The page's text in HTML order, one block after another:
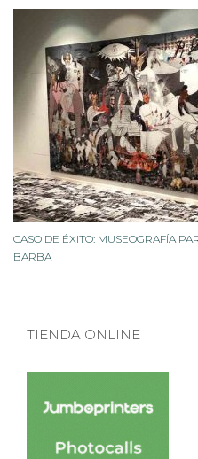
CASO DE ÉXITO: MUSEOGRAFÍA
BARBA
TIENDA ONLINE